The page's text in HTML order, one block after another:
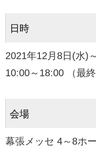
日時
2021年12月8日(水)
10:00～18:00 （最
会場
幕張メッセ 4～8ホ